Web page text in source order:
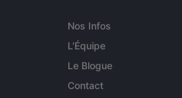
Nos Infos
L'Équipe
Le Blogue
Contact